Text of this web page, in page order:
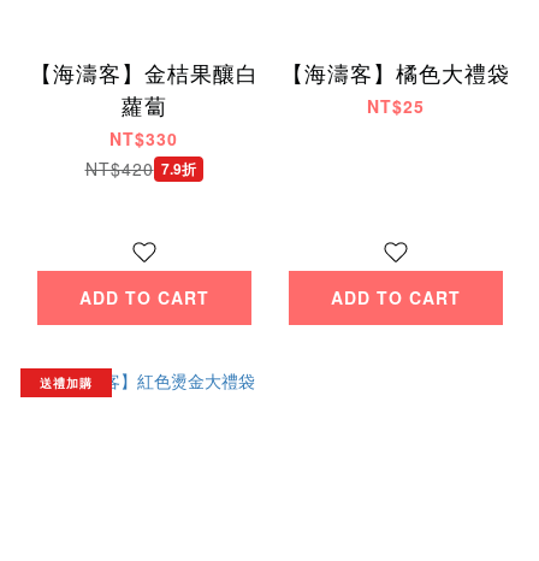
【海濤客】金桔果釀白
蘿蔔
NT$330
NT$420 7.9折
ADD TO CART
【海濤客】橘色大禮袋
NT$25
ADD TO CART
送禮加購